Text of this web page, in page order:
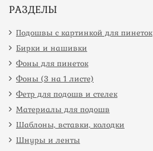
РАЗДЕЛЫ
Подошвы с картинкой для пинеток
Бирки и нашивки
Фоны для пинеток
Фоны (3 на 1 листе)
Фетр для подошв и стелек
Материалы для подошв
Шаблоны, вставки, колодки
Шнуры и ленты